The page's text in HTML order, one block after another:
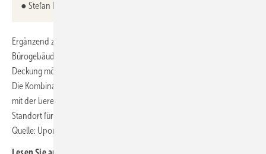
● Stefan Endres, Director Plant Hassfurt
Ergänzend zur Photovoltaik-Anlage wird ab Ende des Jahres für die
Bürogebäude in Haßfurt eine
Deckung möglicher Bedarfsspitzen von einem Gaskessel unterstützt.
Die Kombination einer durch Solarstrom betriebenen Wärmepumpe
mit der bereits vorhandenen Flächenheizung und -kühlung sorgt am
Standort für eine nachhaltige und höchst effiziente Lösung. ■
Quelle: Uponor / ml